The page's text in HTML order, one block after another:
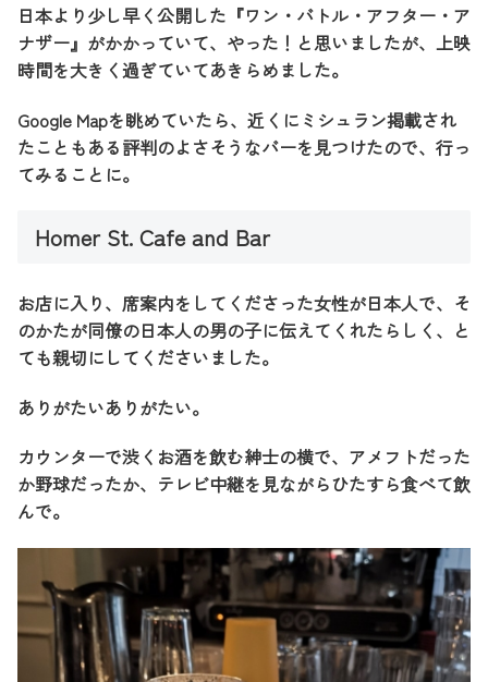
日本より少し早く公開した『ワン・バトル・アフター・ア
ナザー』がかかっていて、やった！と思いましたが、上映
時間を大きく過ぎていてあきらめました。
Google Mapを眺めていたら、近くにミシュラン掲載され
たこともある評判のよさそうなバーを見つけたので、行っ
てみることに。
Homer St. Cafe and Bar
お店に入り、席案内をしてくださった女性が日本人で、そ
のかたが同僚の日本人の男の子に伝えてくれたらしく、と
ても親切にしてくださいました。
ありがたいありがたい。
カウンターで渋くお酒を飲む紳士の横で、アメフトだった
か野球だったか、テレビ中継を見ながらひたすら食べて飲
んで。